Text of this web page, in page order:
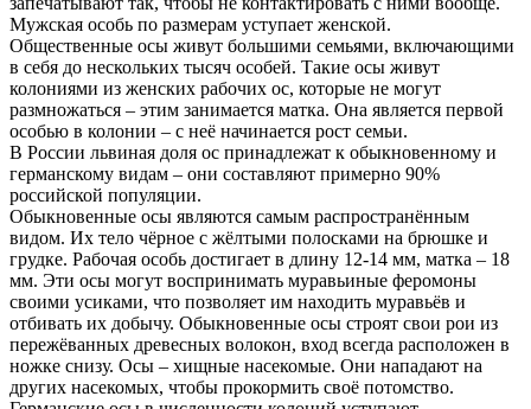
Мужская особь по размерам уступает женской.
Общественные осы живут большими семьями, включающими
в себя до нескольких тысяч особей. Такие осы живут
колониями из женских рабочих ос, которые не могут
размножаться – этим занимается матка. Она является первой
особью в колонии – с неё начинается рост семьи.
В России львиная доля ос принадлежат к обыкновенному и
германскому видам – они составляют примерно 90%
российской популяции.
Обыкновенные осы являются самым распространённым
видом. Их тело чёрное с жёлтыми полосками на брюшке и
грудке. Рабочая особь достигает в длину 12-14 мм, матка – 18
мм. Эти осы могут воспринимать муравьиные феромоны
своими усиками, что позволяет им находить муравьёв и
отбивать их добычу. Обыкновенные осы строят свои рои из
пережёванных древесных волокон, вход всегда расположен в
ножке снизу. Осы – хищные насекомые. Они нападают на
других насекомых, чтобы прокормить своё потомство.